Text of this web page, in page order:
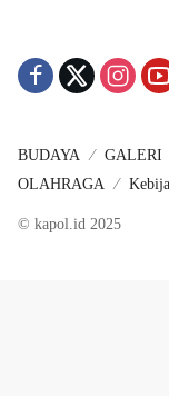
BUDAYA GALERI
OLAHRAGA
© kapol.id 2025